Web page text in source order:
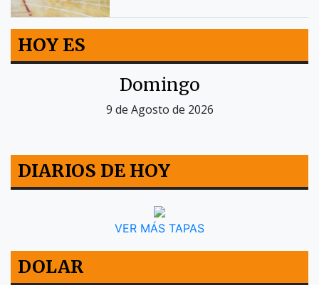
HOY ES
Domingo
9 de Agosto de 2026
DIARIOS DE HOY
VER MÁS TAPAS
DOLAR